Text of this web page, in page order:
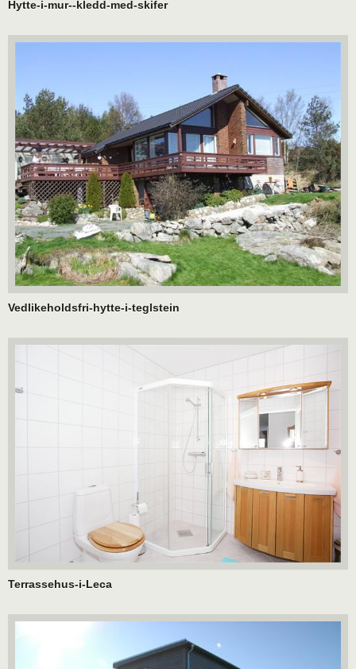
Hytte-i-mur--kledd-med-skifer
Vedlikeholdsfri-hytte-i-teglstein
Terrassehus-i-Leca